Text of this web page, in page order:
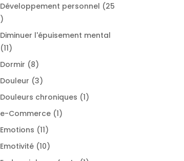
Développement personnel
25
25
produits
Diminuer l'épuisement mental
1111
produits
Dormir 88
produits
Douleur 33
produits
Douleurs chroniques 11
e-Commerce 11
Emotions 1111
produits
Emotivité 1010
produits